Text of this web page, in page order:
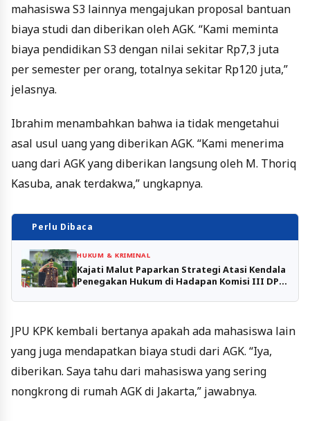
mahasiswa S3 lainnya mengajukan proposal bantuan
biaya studi dan diberikan oleh AGK. “Kami meminta
biaya pendidikan S3 dengan nilai sekitar Rp7,3 juta
per semester per orang, totalnya sekitar Rp120 juta,”
jelasnya.
Ibrahim menambahkan bahwa ia tidak mengetahui
asal usul uang yang diberikan AGK. “Kami menerima
uang dari AGK yang diberikan langsung oleh M. Thoriq
Kasuba, anak terdakwa,” ungkapnya.
Perlu Dibaca
HUKUM & KRIMINAL
Kajati Malut Paparkan Strategi Atasi Kendala
Penegakan Hukum di Hadapan Komisi III DPR
JPU KPK kembali bertanya apakah ada mahasiswa lain
yang juga mendapatkan biaya studi dari AGK. “Iya,
diberikan. Saya tahu dari mahasiswa yang sering
nongkrong di rumah AGK di Jakarta,” jawabnya.